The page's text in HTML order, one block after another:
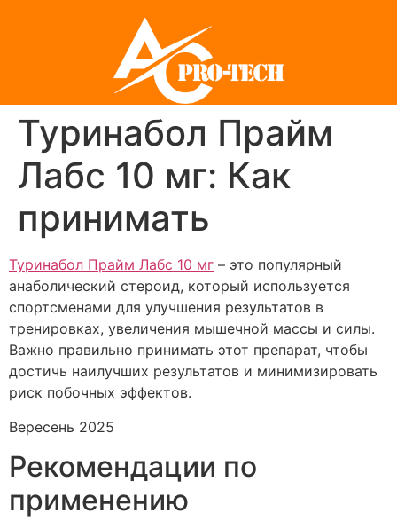
Туринабол Прайм
Лабс 10 мг: Как
принимать
Туринабол Прайм Лабс 10 мг – это популярный
анаболический стероид, который используется
спортсменами для улучшения результатов в
тренировках, увеличения мышечной массы и силы.
Важно правильно принимать этот препарат, чтобы
достичь наилучших результатов и минимизировать
риск побочных эффектов.
Вересень 2025
Рекомендации по
применению